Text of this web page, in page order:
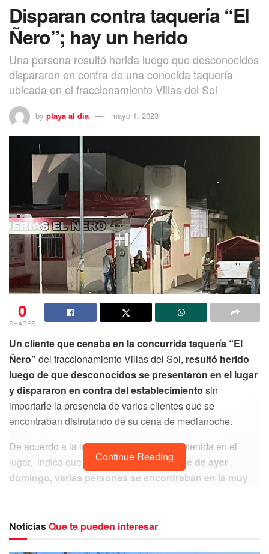
Disparan contra taquería “El
Ñero”; hay un herido
Una persona resultó herida luego que desconocidos
dispararon en contra de una conocida taquería
ubicada en el fraccionamiento Villas del Sol
by playa al dia mayo 1, 2023
0
SHARES
Un cliente que cenaba en la concurrida taquería “El
Ñero” del fraccionamiento Villas del Sol, resultó herido
luego de que desconocidos se presentaron en el lugar
y dispararon en contra del establecimiento sin
importarle la presencia de varios clientes que se
encontraban disfrutando de su cena de medianoche.
De acuerdo a la información preliminar obtenida en el
lugar, indica que
cerca de la medianoche de ayer
domingo, varias personas se encontraban en la muy
aparentemente para realizar el cobro de
piso”.
Continue Reading
NoticiasQue te pueden interesar